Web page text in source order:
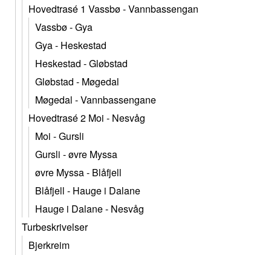
Hovedtrasé 1 Vassbø - Vannbassengan
Vassbø - Gya
Gya - Heskestad
Heskestad - Gløbstad
Gløbstad - Møgedal
Møgedal - Vannbassengane
Hovedtrasé 2 Moi - Nesvåg
Moi - Gursli
Gursli - øvre Myssa
øvre Myssa - Blåfjell
Blåfjell - Hauge i Dalane
Hauge i Dalane - Nesvåg
Turbeskrivelser
Bjerkreim